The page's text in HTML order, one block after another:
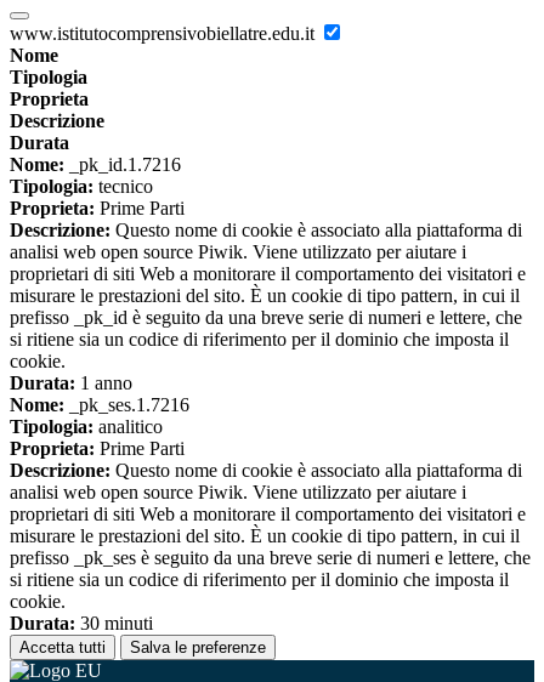
www.istitutocomprensivobiellatre.edu.it
Nome
Tipologia
Proprieta
Descrizione
Durata
Nome: _pk_id.1.7216
Tipologia: tecnico
Proprieta: Prime Parti
Descrizione: Questo nome di cookie è associato alla piattaforma di
analisi web open source Piwik. Viene utilizzato per aiutare i
proprietari di siti Web a monitorare il comportamento dei visitatori e
misurare le prestazioni del sito. È un cookie di tipo pattern, in cui il
prefisso _pk_id è seguito da una breve serie di numeri e lettere, che
si ritiene sia un codice di riferimento per il dominio che imposta il
cookie.
Durata: 1 anno
Nome: _pk_ses.1.7216
Tipologia: analitico
Proprieta: Prime Parti
Descrizione: Questo nome di cookie è associato alla piattaforma di
analisi web open source Piwik. Viene utilizzato per aiutare i
proprietari di siti Web a monitorare il comportamento dei visitatori e
misurare le prestazioni del sito. È un cookie di tipo pattern, in cui il
prefisso _pk_ses è seguito da una breve serie di numeri e lettere, che
si ritiene sia un codice di riferimento per il dominio che imposta il
cookie.
Durata: 30 minuti
Accetta tutti Salva le preferenze